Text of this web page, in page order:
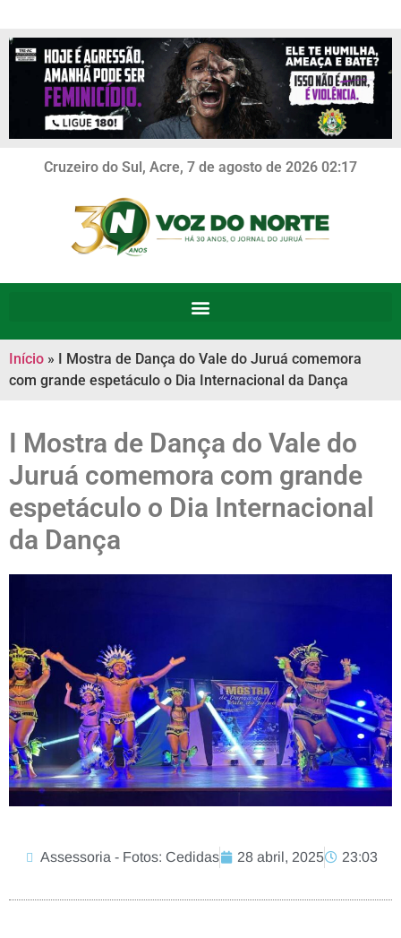
Cruzeiro do Sul, Acre, 7 de agosto de 2026 02:17
Início » I Mostra de Dança do Vale do Juruá comemora
com grande espetáculo o Dia Internacional da Dança
I Mostra de Dança do Vale do
Juruá comemora com grande
espetáculo o Dia Internacional
da Dança
Assessoria - Fotos: Cedidas 28 abril, 2025 23:03